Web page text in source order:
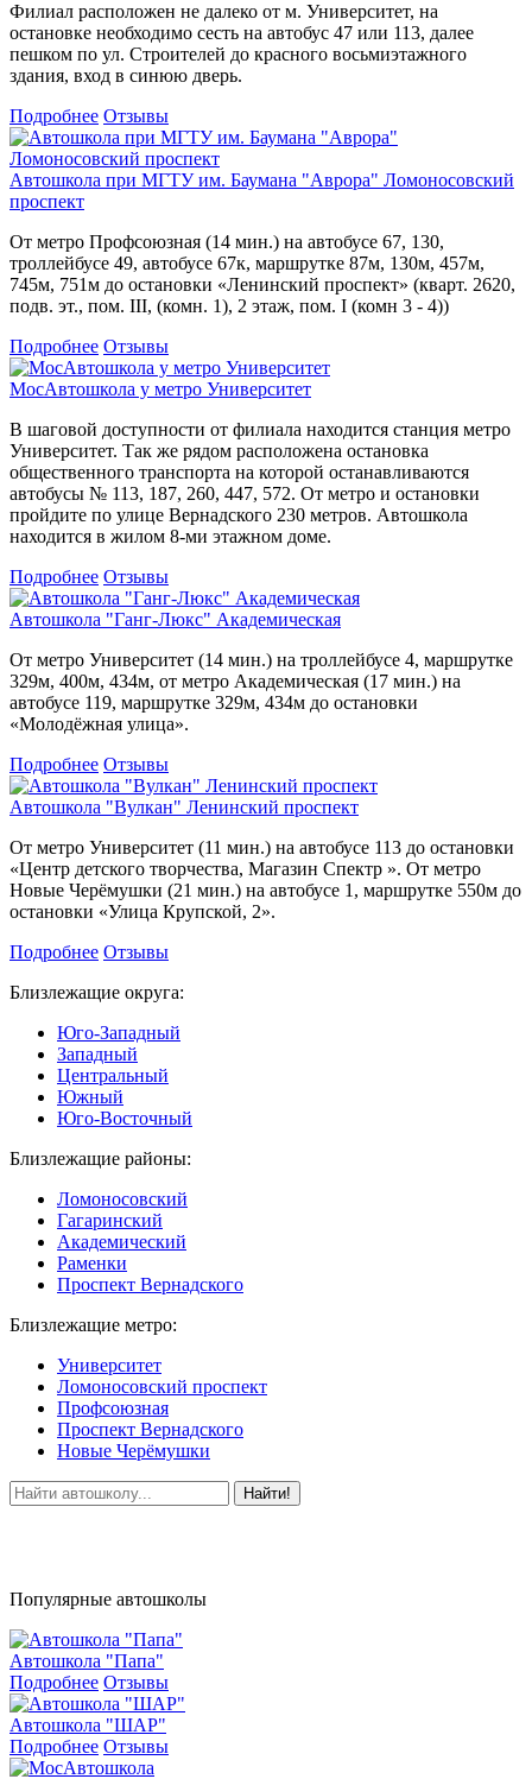
Филиал расположен не далеко от м. Университет, на
остановке необходимо сесть на автобус 47 или 113, далее
пешком по ул. Строителей до красного восьмиэтажного
здания, вход в синюю дверь.
Подробнее Отзывы
Автошкола при МГТУ им. Баумана "Аврора" Ломоносовский
проспект
От метро Профсоюзная (14 мин.) на автобусе 67, 130,
троллейбусе 49, автобусе 67к, маршрутке 87м, 130м, 457м,
745м, 751м до остановки «Ленинский проспект» (кварт. 2620,
подв. эт., пом. III, (комн. 1), 2 этаж, пом. I (комн 3 - 4))
Подробнее Отзывы
МосАвтошкола у метро Университет
В шаговой доступности от филиала находится станция метро
Университет. Так же рядом расположена остановка
общественного транспорта на которой останавливаются
автобусы № 113, 187, 260, 447, 572. От метро и остановки
пройдите по улице Вернадского 230 метров. Автошкола
находится в жилом 8-ми этажном доме.
Подробнее Отзывы
Автошкола "Ганг-Люкс" Академическая
От метро Университет (14 мин.) на троллейбусе 4, маршрутке
329м, 400м, 434м, от метро Академическая (17 мин.) на
автобусе 119, маршрутке 329м, 434м до остановки
«Молодёжная улица».
Подробнее Отзывы
Автошкола "Вулкан" Ленинский проспект
От метро Университет (11 мин.) на автобусе 113 до остановки
«Центр детского творчества, Магазин Спектр ». От метро
Новые Черёмушки (21 мин.) на автобусе 1, маршрутке 550м до
остановки «Улица Крупской, 2».
Подробнее Отзывы
Близлежащие округа:
Юго-Западный
Западный
Центральный
Южный
Юго-Восточный
Близлежащие районы:
Ломоносовский
Гагаринский
Академический
Раменки
Проспект Вернадского
Близлежащие метро:
Университет
Ломоносовский проспект
Профсоюзная
Проспект Вернадского
Новые Черёмушки
Найти!
Популярные автошколы
Автошкола "Папа"
Подробнее Отзывы
Автошкола "ШАР"
Подробнее Отзывы